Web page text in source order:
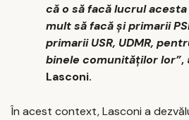
că o să facă lucrul
mult să facă și primarii
primarii USR, UDMR,
binele comunităților lor”,
Lasconi.
În acest context, Lasconi a